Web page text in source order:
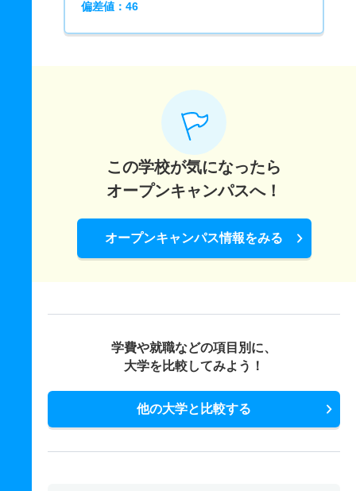
偏差値：46
この学校が気になったら
オープンキャンパスへ！
オープンキャンパス情報をみる
学費や就職などの項目別に、
大学を比較してみよう！
他の大学と比較する